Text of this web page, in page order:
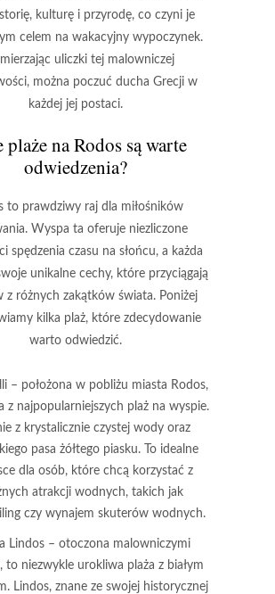
kulturę i przyrodę, co czyni je
celem na wakacyjny wypoczynek.
uliczki tej malowniczej
można poczuć ducha Grecji w
każdej jej postaci.
plaże na Rodos są warte
odwiedzenia?
to prawdziwy raj dla miłośników
Wyspa ta oferuje niezliczone
spędzenia czasu na słońcu, a każda
unikalne cechy, które przyciągają
z różnych zakątków świata. Poniżej
kilka plaż, które zdecydowanie
warto odwiedzić.
– położona w pobliżu miasta Rodos,
z najpopularniejszych plaż na wyspie.
z krystalicznie czystej wody oraz
pasa żółtego piasku. To idealne
dla osób, które chcą korzystać z
atrakcji wodnych, takich jak
czy wynajem skuterów wodnych.
Lindos – otoczona malowniczymi
to niezwykle urokliwa plaża z białym
Lindos, znane ze swojej historycznej